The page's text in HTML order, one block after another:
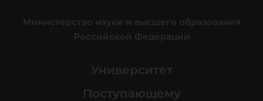
Министерство науки и высшего образования
Российской Федерации
Университет
Поступающему